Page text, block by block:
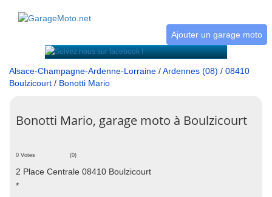
Ajouter un garage moto
Alsace-Champagne-Ardenne-Lorraine /Ardennes (08) / 08410
Boulzicourt / Bonotti Mario
Bonotti Mario, garage moto à Boulzicourt
0 Votes (0)
2 Place Centrale 08410 Boulzicourt
*